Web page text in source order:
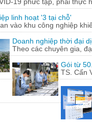
linh hoạt '3 tại chỗ'
vào khu công nghiệp
Doanh nghiệp thời đại
Theo các chuyên gia,
Gói từ
TS. Cấn